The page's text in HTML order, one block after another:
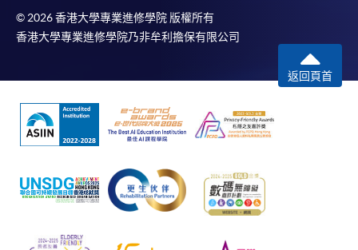
© 2026 香港大學專業進修學院 版權所有
香港大學專業進修學院乃非牟利擔保有限公司
返回頁首